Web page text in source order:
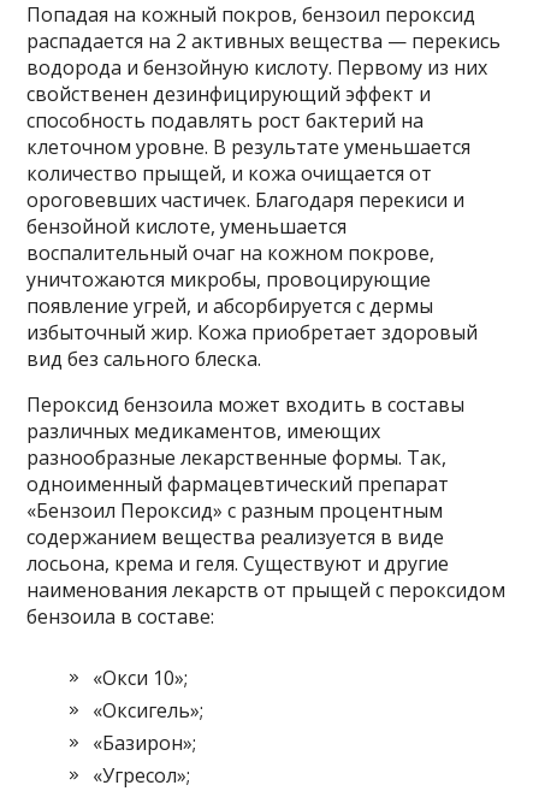
Попадая на кожный покров, бензоил пероксид
распадается на 2 активных вещества — перекись
водорода и бензойную кислоту. Первому из них
свойственен дезинфицирующий эффект и
способность подавлять рост бактерий на
клеточном уровне. В результате уменьшается
количество прыщей, и кожа очищается от
ороговевших частичек. Благодаря перекиси и
бензойной кислоте, уменьшается
воспалительный очаг на кожном покрове,
уничтожаются микробы, провоцирующие
появление угрей, и абсорбируется с дермы
избыточный жир. Кожа приобретает здоровый
вид без сального блеска.
Пероксид бензоила может входить в составы
различных медикаментов, имеющих
разнообразные лекарственные формы. Так,
одноименный фармацевтический препарат
«Бензоил Пероксид» с разным процентным
содержанием вещества реализуется в виде
лосьона, крема и геля. Существуют и другие
наименования лекарств от прыщей с пероксидом
бензоила в составе:
«Окси 10»;
«Оксигель»;
«Базирон»;
«Угресол»;